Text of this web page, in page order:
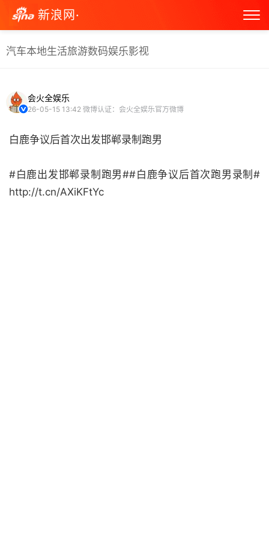
新浪网·
汽车本地生活旅游数码娱乐影视
会火全娱乐
26-05-15 13:42 微博认证：会火全娱乐官方微博
白鹿争议后首次出发邯郸录制跑男
#白鹿出发邯郸录制跑男##白鹿争议后首次跑男录制#
http://t.cn/AXiKFtYc ​